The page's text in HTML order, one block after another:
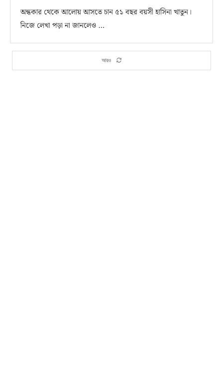
অন্ধকার থেকে আলোয় আসতে চান ৫১ বছর বয়সী হাসিনা খাতুন।
নিজে লেখা পড়া না জানলেও …
আরও